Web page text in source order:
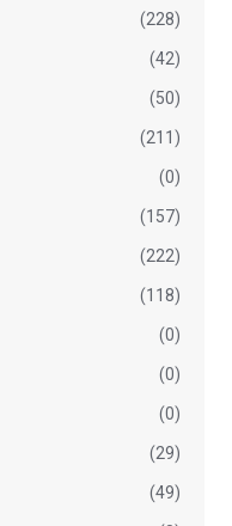
(228)
(42)
(50)
(211)
(0)
(157)
(222)
(118)
(0)
(0)
(0)
(29)
(49)